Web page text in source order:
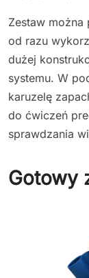
Zestaw można
od razu
dużej
systemu. W
karuzelę
do ćwiczeń
sprawdzania
Gotowy